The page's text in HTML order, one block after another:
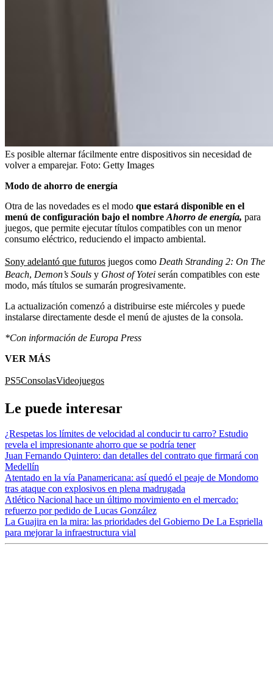
Es posible alternar fácilmente entre dispositivos sin necesidad de
volver a emparejar. Foto: Getty Images
Modo de ahorro de energía
Otra de las novedades es el modo que estará disponible en el
menú de configuración bajo el nombre Ahorro de energía, para
juegos, que permite ejecutar títulos compatibles con un menor
consumo eléctrico, reduciendo el impacto ambiental.
Sony adelantó que futuros juegos como Death Stranding 2: On The
Beach, Demon’s Souls y Ghost of Yotei serán compatibles con este
modo, más títulos se sumarán progresivamente.
La actualización comenzó a distribuirse este miércoles y puede
instalarse directamente desde el menú de ajustes de la consola.
*Con información de Europa Press
VER MÁS
PS5ConsolasVideojuegos
Le puede interesar
¿Respetas los límites de velocidad al conducir tu carro? Estudio
revela el impresionante ahorro que se podría tener
Juan Fernando Quintero: dan detalles del contrato que firmará con
Medellín
Atentado en la vía Panamericana: así quedó el peaje de Mondomo
tras ataque con explosivos en plena madrugada
Atlético Nacional hace un último movimiento en el mercado:
refuerzo por pedido de Lucas González
La Guajira en la mira: las prioridades del Gobierno De La Espriella
para mejorar la infraestructura vial